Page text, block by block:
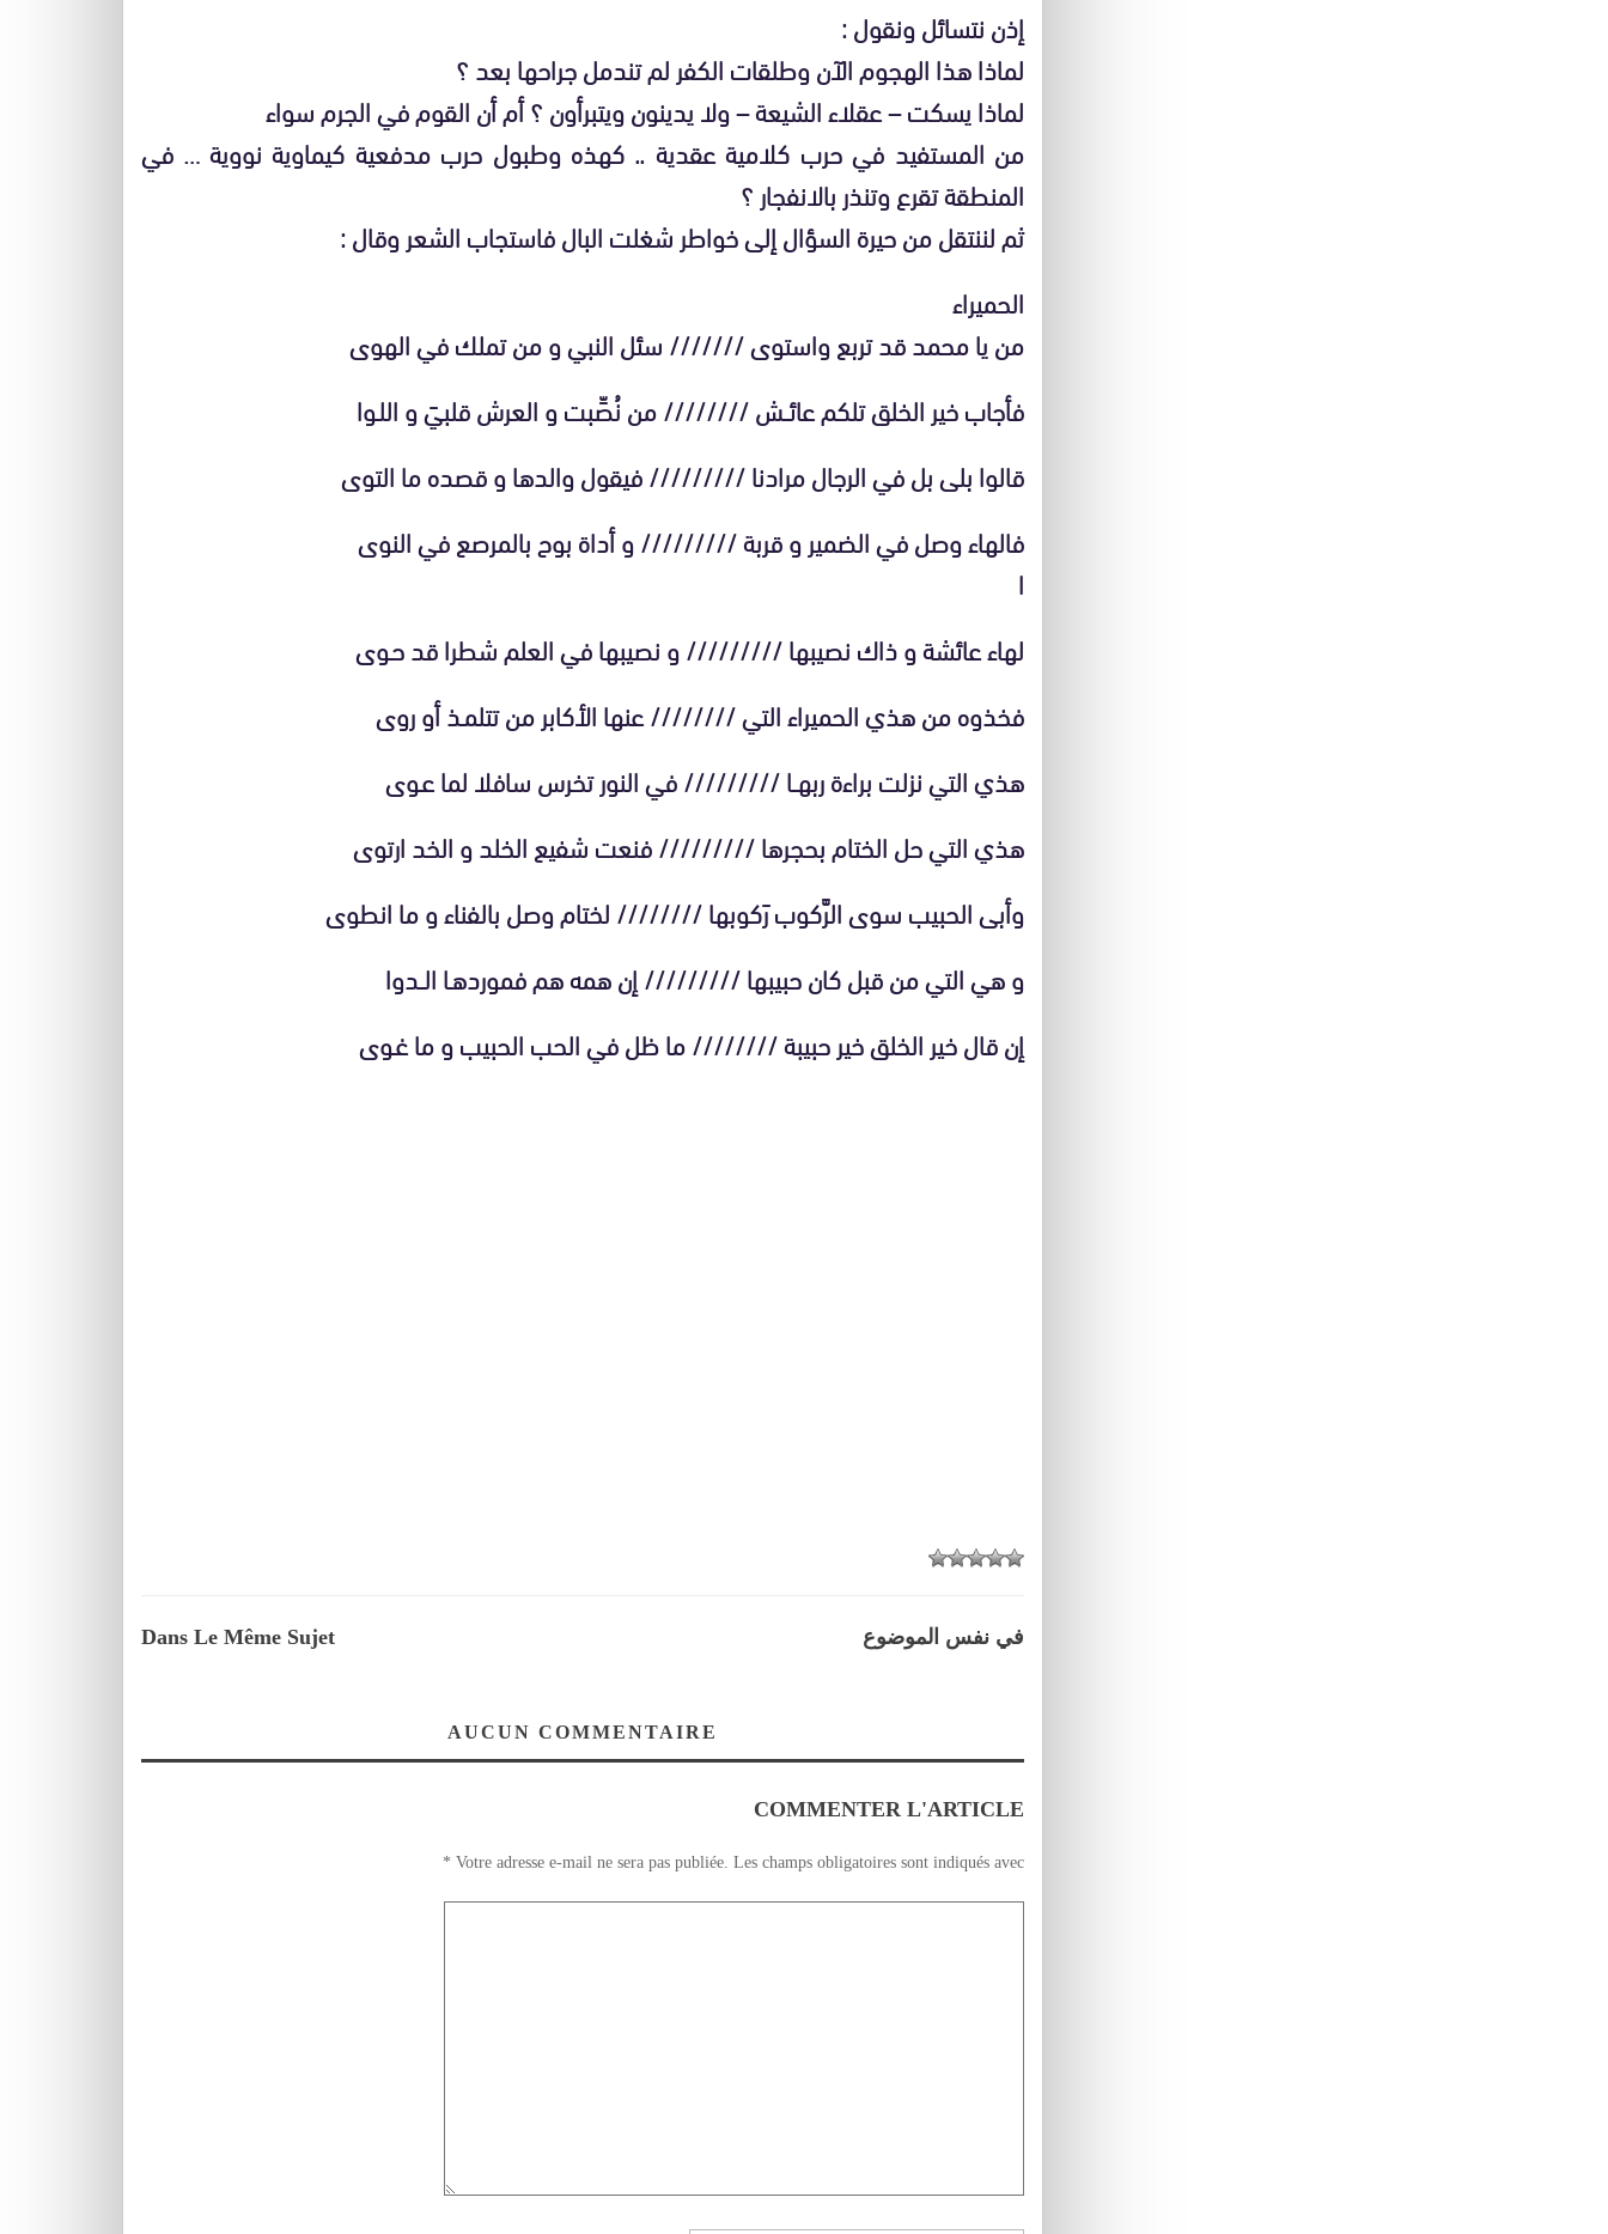
إذن نتسائل ونقول :
لماذا هذا الهجوم الآن وطلقات الكفر لم تندمل جراحها بعد ؟
لماذا يسكت – عقلاء الشيعة – ولا يدينون ويتبرأون ؟ أم أن القوم في الجرم سواء
من المستفيد في حرب كلامية عقدية .. كهذه وطبول حرب مدفعية كيماوية نووية … في
المنطقة تقرع وتنذر بالانفجار ؟
ثم لننتقل من حيرة السؤال إلى خواطر شغلت البال فاستجاب الشعر وقال :
الحميراء
من يا محمد قد تربع واستوى /////// سئل النبي و من تملك في الهوى
فأجاب خير الخلق تلكم عائــش //////// من نُصِّبت و العرش قلبيَ و اللـوا
قالوا بلى بل في الرجال مرادنا ///////// فيقول والدها و قصده ما التوى
فالهاء وصل في الضمير و قربة ///////// و أداة بوح بالمرصع في النوى
ا
لهاء عائشة و ذاك نصيبها ///////// و نصيبها في العلم شطرا قد حـوى
فخذوه من هذي الحميراء التي //////// عنها الأكابر من تتلمـذ أو روى
هذي التي نزلت براءة ربهــا ///////// في النور تخرس سافلا لما عـوى
هذي التي حل الختام بحجرها ///////// فنعت شفيع الخلد و الخد ارتوى
وأبى الحبيب سوى الرَّكوب رَكوبها //////// لختام وصل بالفناء و ما انطوى
و هي التي من قبل كان حبيبها ///////// إن همه هم فموردهـا الــدوا
إن قال خير الخلق خير حبيبة //////// ما ظل في الحب الحبيب و ما غـوى
Dans Le Même Sujet في نفس الموضوع
AUCUN COMMENTAIRE
COMMENTER L'ARTICLE
Votre adresse e-mail ne sera pas publiée. Les champs obligatoires sont indiqués avec
*